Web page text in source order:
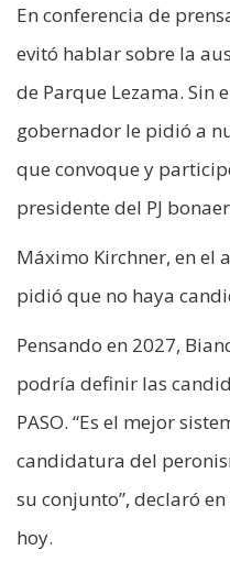
En conferencia de
evitó hablar sobre la
de Parque Lezama. Sin
gobernador le pidió a
que convoque y
presidente del PJ
Máximo Kirchner, en el
pidió que no haya
Pensando en 2027,
podría definir las
PASO. “Es el mejor
candidatura del
su conjunto”, declaró
hoy.